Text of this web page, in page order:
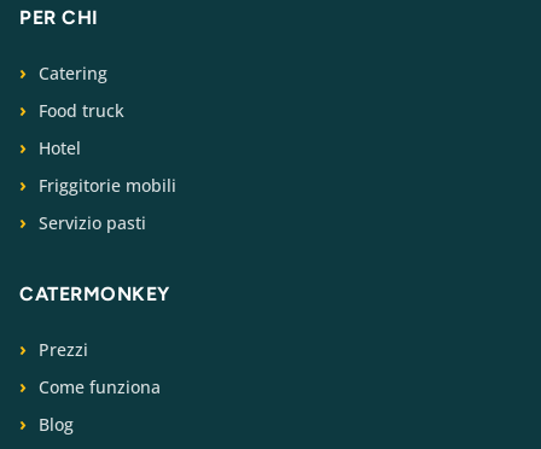
PER CHI
Catering
Food truck
Hotel
Friggitorie mobili
Servizio pasti
CATERMONKEY
Prezzi
Come funziona
Blog